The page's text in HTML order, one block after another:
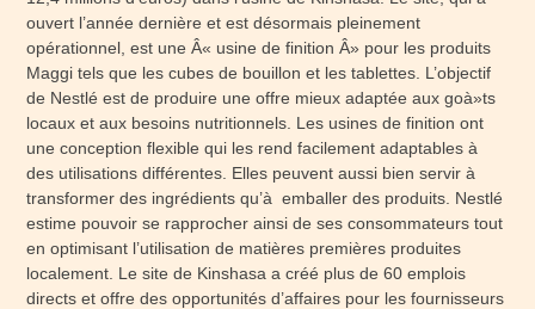
ouvert l’année dernière et est désormais pleinement
opérationnel, est une Â« usine de finition Â» pour les produits
Maggi tels que les cubes de bouillon et les tablettes. L’objectif
de Nestlé est de produire une offre mieux adaptée aux goà»ts
locaux et aux besoins nutritionnels. Les usines de finition ont
une conception flexible qui les rend facilement adaptables à
des utilisations différentes. Elles peuvent aussi bien servir à
transformer des ingrédients qu’à emballer des produits. Nestlé
estime pouvoir se rapprocher ainsi de ses consommateurs tout
en optimisant l’utilisation de matières premières produites
localement. Le site de Kinshasa a créé plus de 60 emplois
directs et offre des opportunités d’affaires pour les fournisseurs